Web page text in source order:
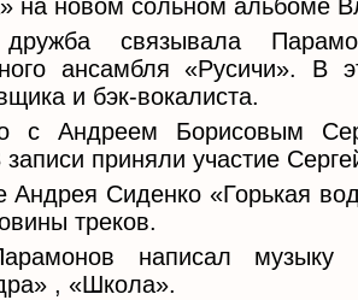
на новом сольном альбоме
дружба связывала
ансамбля «Русичи». В
и бэк-вокалиста.
с Андреем Борисовым
записи приняли участие
Андрея Сиденко «Горькая
треков.
написал
, «Школа».